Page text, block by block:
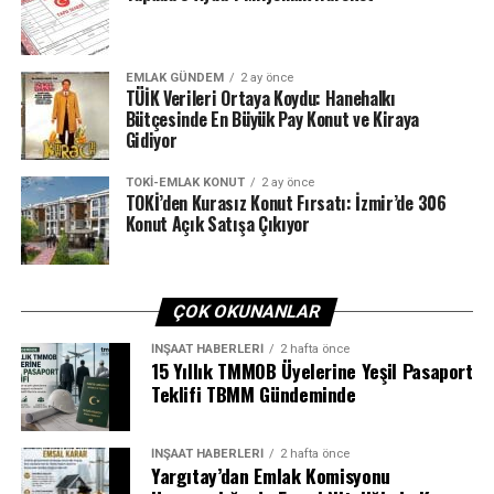
Hizmet Odaklı Yaşam: 7/24 Concierge
Sistemi
Mormarin Villas sakinleri,housekeeping ,
çamaşırhane
bahçe ve havuz bakımı
hizmetleri
şoför ve transfer gibi kapsamlı
olanaklardan 7/24 faydalanabiliyor. Ayrıcaparti ve
organizasyonhizmetleri, çocuk bakımı ve teknik destek
gibi yaşamı kolaylaştıran birçok servis, tek noktadan
Sağlıklı Yaşam ve Doğa Dostu Yaklaşım
Proje içerisinde
spa, sağlık kabini, açık hava sineması,
oyun alanları, evcil hayvan hizmetleri
sosyal aktivite alanı yer alıyor.
Yağmur suyu toplama sistemleri,atık su arıtma,
EMLAK GÜNDEM 2 ay önce
TÜİK Verileri Ortaya Koydu: Hanehalkı
Bütçesinde En Büyük Pay Konut ve Kiraya
Gidiyor
TOKI-EMLAK KONUT 2 ay önce
TOKİ’den Kurasız Konut Fırsatı: İzmir’de 306
Konut Açık Satışa Çıkıyor
ÇOK OKUNANLAR
İNŞAAT HABERLERI 2 hafta önce
15 Yıllık TMMOB Üyelerine Yeşil Pasaport
Teklifi TBMM Gündeminde
İNŞAAT HABERLERI 2 hafta önce
Yargıtay’dan Emlak Komisyonu